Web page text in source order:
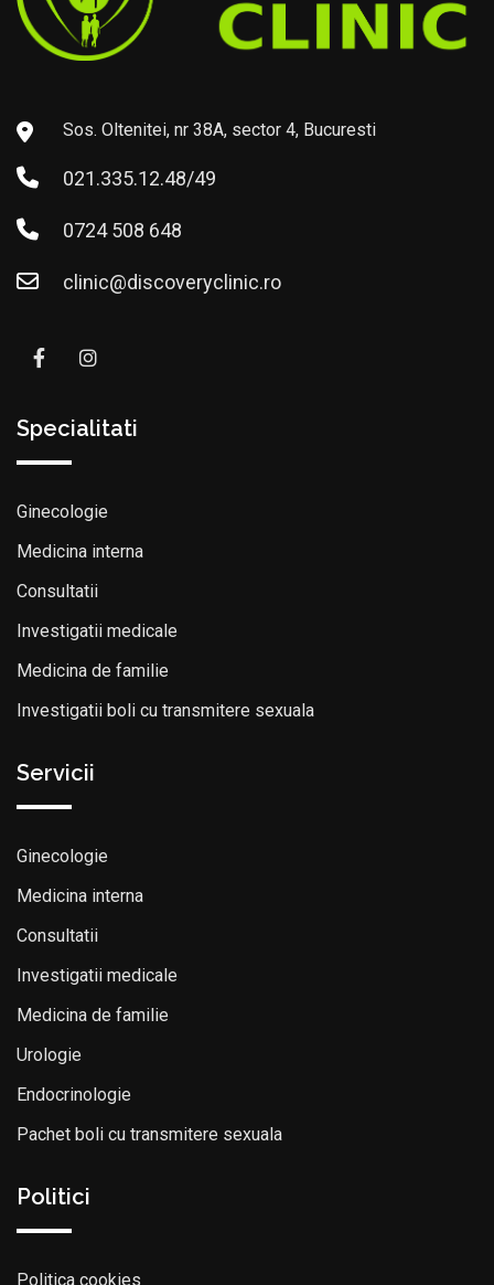
Sos. Oltenitei, nr 38A, sector 4, Bucuresti
021.335.12.48/49
0724 508 648
clinic@discoveryclinic.ro
Specialitati
Ginecologie
Medicina interna
Consultatii
Investigatii medicale
Medicina de familie
Investigatii boli cu transmitere sexuala
Servicii
Ginecologie
Medicina interna
Consultatii
Investigatii medicale
Medicina de familie
Urologie
Endocrinologie
Pachet boli cu transmitere sexuala
Politici
Politica cookies